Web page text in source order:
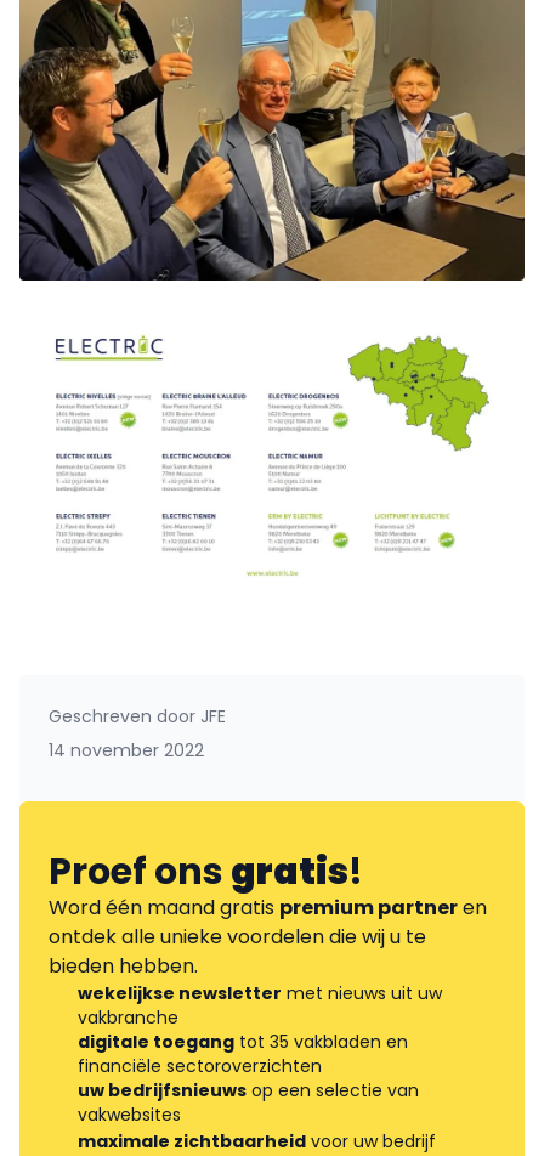
Geschreven door JFE
14 november 2022
Proef onsgratis!
Word één maand gratis premium partneren
ontdek alle unieke voordelen die wij u te
bieden hebben.
wekelijkse newsletter met nieuws uit uw
vakbranche
digitale toegang tot 35 vakbladen en
financiële sectoroverzichten
uw bedrijfsnieuws op een selectie van
vakwebsites
maximale zichtbaarheid voor uw bedrijf